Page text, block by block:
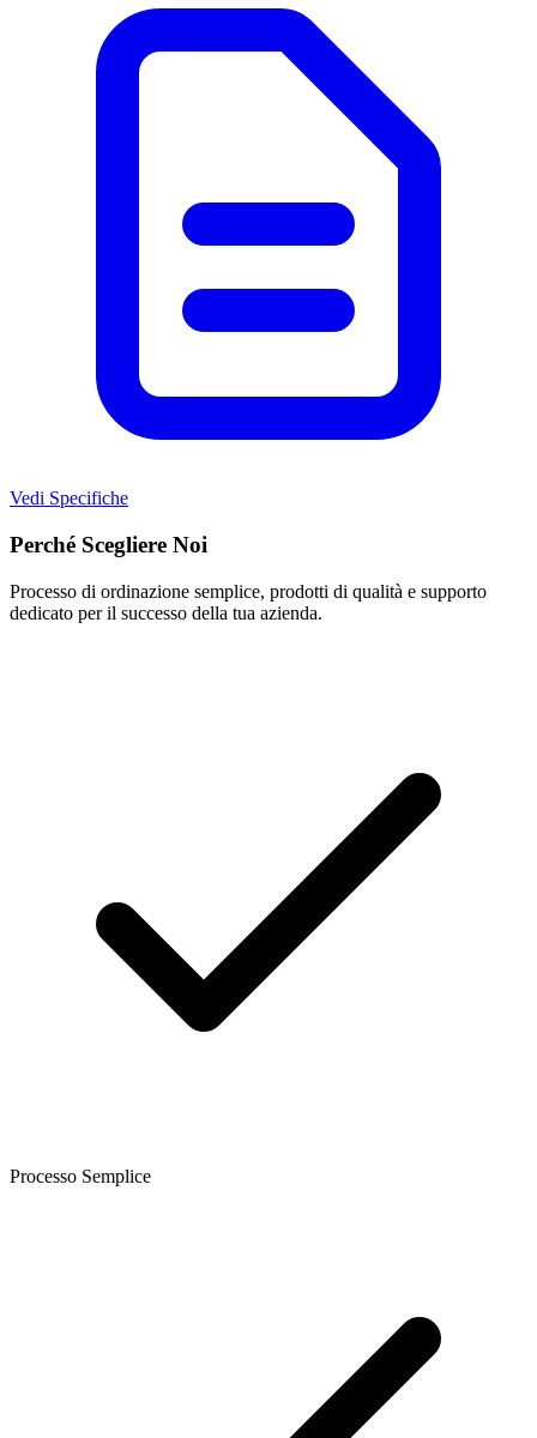
Vedi Specifiche
Perché Scegliere Noi
Processo di ordinazione semplice, prodotti di qualità e supporto
dedicato per il successo della tua azienda.
Processo Semplice